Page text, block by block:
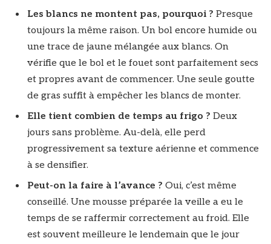
Les blancs ne montent pas, pourquoi ? Presque
toujours la même raison. Un bol encore humide ou
une trace de jaune mélangée aux blancs. On
vérifie que le bol et le fouet sont parfaitement secs
et propres avant de commencer. Une seule goutte
de gras suffit à empêcher les blancs de monter.
Elle tient combien de temps au frigo ? Deux
jours sans problème. Au-delà, elle perd
progressivement sa texture aérienne et commence
à se densifier.
Peut-on la faire à l’avance ? Oui, c’est même
conseillé. Une mousse préparée la veille a eu le
temps de se raffermir correctement au froid. Elle
est souvent meilleure le lendemain que le jour